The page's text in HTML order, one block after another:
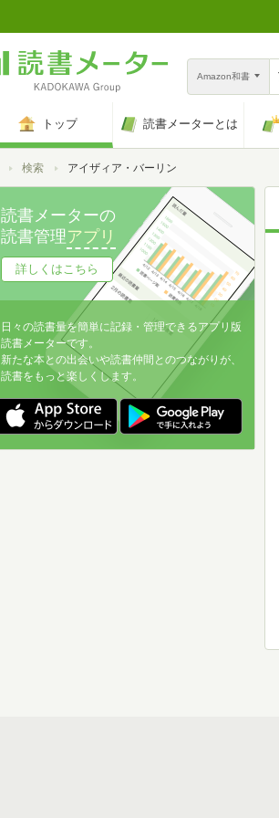
Amazon和書
トップ 読書メーターとは
トップ検索 アイザィア・バーリン
読書メーターの
読書管理アプリ
詳しくはこちら
日々の読書量を簡単に記録・管理できるアプリ版
読書メーターです。
新たな本との出会いや読書仲間とのつながりが、
読書をもっと楽しくします。